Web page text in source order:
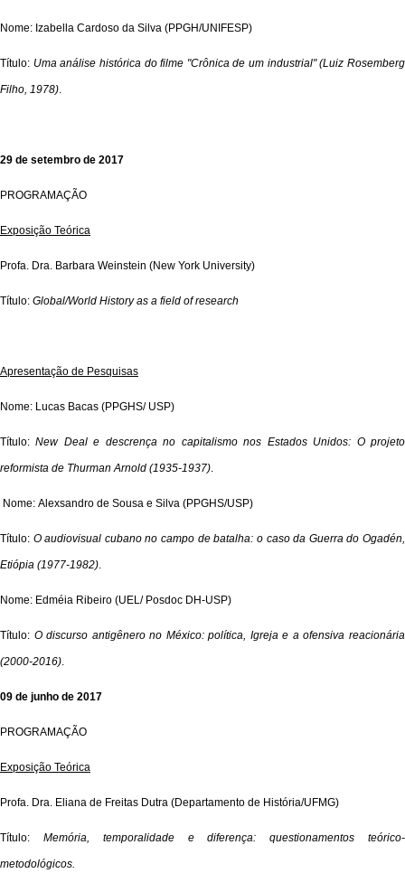
Nome: Izabella Cardoso da Silva (PPGH/UNIFESP)
Título: Uma análise histórica do filme "Crônica de um industrial" (Luiz Rosemberg
Filho, 1978)
29 de setembro de 2017
PROGRAMAÇÃO
Exposição Teórica
Profa. Dra. Barbara Weinstein (New York University)
Título: Global/World History as a field of research
Apresentação de Pesquisas
Nome: Lucas Bacas (PPGHS/ USP)
Título:New Deal e descrença no capitalismo nos Estados Unidos: O projeto
reformista de Thurman Arnold (1935-1937)
Nome: Alexsandro de Sousa e Silva (PPGHS/USP)
Título: O audiovisual cubano no campo de batalha: o caso da Guerra do Ogadén,
Etiópia (1977-1982)
Nome: Edméia Ribeiro (UEL/ Posdoc DH-USP)
Título: O discurso antigênero no México: política, Igreja e a ofensiva reacionária
(2000-2016)
09 de junho de 2017
PROGRAMAÇÃO
Exposição Teórica
Profa. Dra. Eliana de Freitas Dutra (Departamento de História/UFMG)
Título: Memória, temporalidade e diferença: questionamentos teórico-
metodológicos.